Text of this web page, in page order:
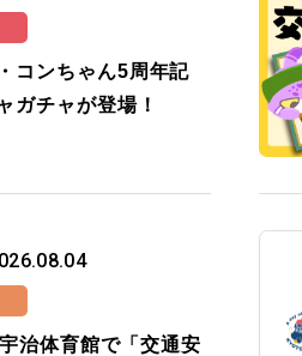
コンちゃん5周年記
ガチャが登場！
治体育館で「交通安